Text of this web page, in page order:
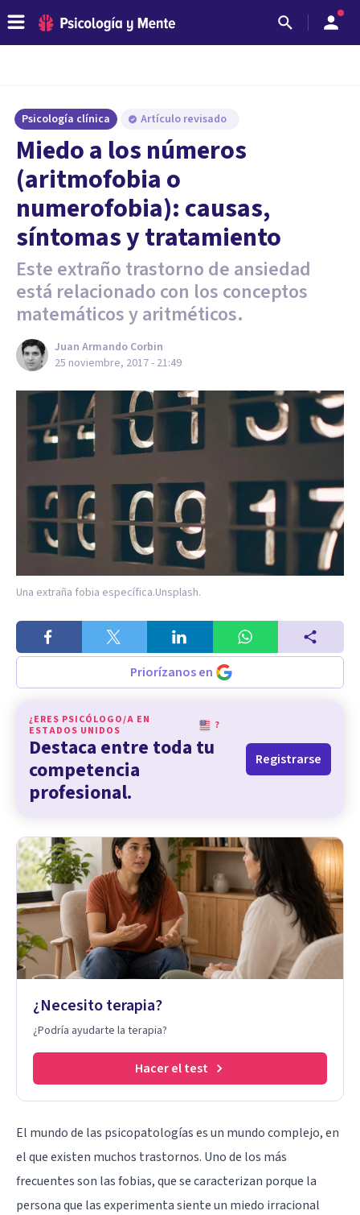
Psicología clínica Artículo revisado
Miedo a los números
(aritmofobia o
numerofobia): causas,
síntomas y tratamiento
Este extraño trastorno de ansiedad
está relacionado con los conceptos
matemáticos y aritméticos.
Juan Armando Corbin
25 noviembre, 2017 - 21:49
Una extraña fobia específica.Unsplash.
Priorízanos en
¿ERES PSICÓLOGO/A EN
ESTADOS UNIDOS
?
Destaca entre toda tu
competencia
profesional.
Registrarse
¿Necesito terapia?
¿Podría ayudarte la terapia?
Hacer el test
El mundo de las psicopatologías es un mundo complejo, en
el que existen muchos trastornos. Uno de los más
frecuentes son las fobias, que se caracterizan porque la
persona que las experimenta siente un miedo irracional